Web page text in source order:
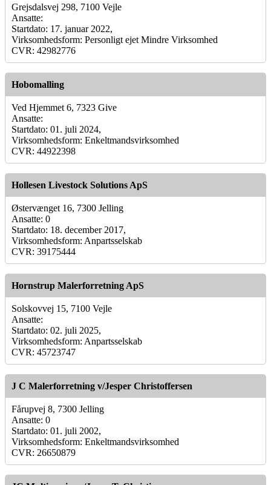
Grejsdalsvej 298, 7100 Vejle
Ansatte:
Startdato: 17. januar 2022,
Virksomhedsform: Personligt ejet Mindre Virksomhed
CVR: 42982776
Hobomalling
Ved Hjemmet 6, 7323 Give
Ansatte:
Startdato: 01. juli 2024,
Virksomhedsform: Enkeltmandsvirksomhed
CVR: 44922398
Hollesen Livestock Solutions ApS
Østervænget 16, 7300 Jelling
Ansatte: 0
Startdato: 18. december 2017,
Virksomhedsform: Anpartsselskab
CVR: 39175444
Hornstrup Malerforretning ApS
Solskovvej 15, 7100 Vejle
Ansatte:
Startdato: 02. juli 2025,
Virksomhedsform: Anpartsselskab
CVR: 45723747
J C Malerforretning v/Jesper Christoffersen
Fårupvej 8, 7300 Jelling
Ansatte: 0
Startdato: 01. juli 2002,
Virksomhedsform: Enkeltmandsvirksomhed
CVR: 26650879